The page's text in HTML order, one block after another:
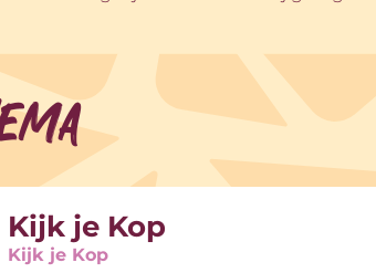
Kijk je Kop
Kijk je Kop